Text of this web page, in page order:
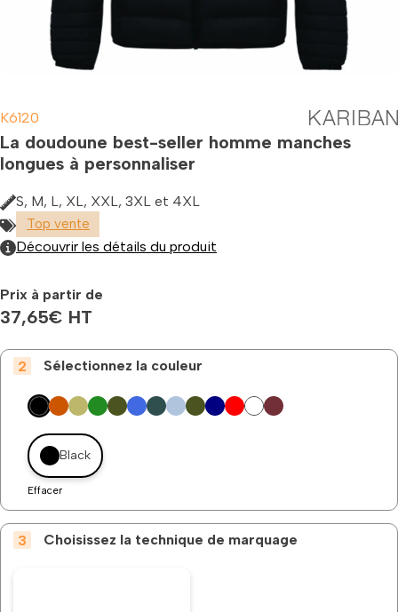
K6120
La doudoune best-seller homme manches
longues à personnaliser
S, M, L, XL, XXL, 3XL et 4XL
Top vente
Découvrir les détails du produit
Prix à partir de
37,65€ HT
Sélectionnez la couleur
Black
Effacer
Choisissez la technique de marquage